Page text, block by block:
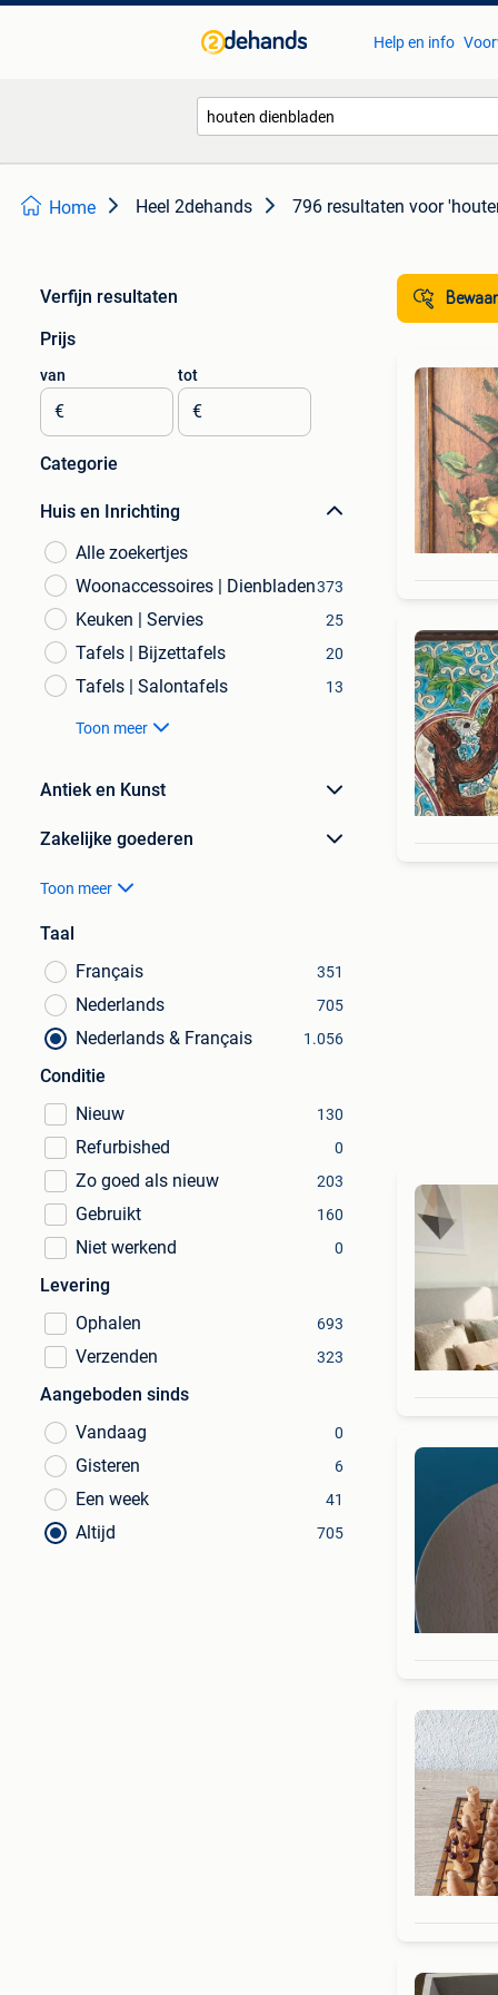
Help en info
Home Heel 2dehands 796 resultaten voor
Verfijn resultaten
Prijs
van
€
tot
€
Categorie
Huis en Inrichting
Alle zoekertjes
Woonaccessoires | Dienbladen373
Keuken | Servies 25
Tafels | Bijzettafels 20
Tafels | Salontafels 13
Toon meer
Antiek en Kunst
Zakelijke goederen
Toon meer
Taal
Français
351
Nederlands 705
Nederlands & Français 1.056
Conditie
Nieuw
130
Refurbished 0
Zo goed als nieuw 203
Gebruikt 160
Niet werkend 0
Levering
Ophalen
693
Verzenden 323
Aangeboden sinds
Vandaag
0
Gisteren 6
Een week 41
Altijd 705